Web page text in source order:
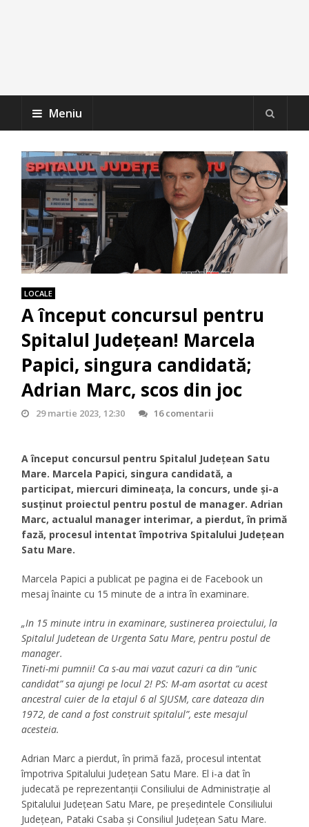
Meniu
LOCALE
A început concursul pentru
Spitalul Județean! Marcela
Papici, singura candidată;
Adrian Marc, scos din joc
29 martie 2023, 12:30 16 comentarii
A început concursul pentru Spitalul Județean Satu
Mare. Marcela Papici, singura candidată, a
participat, miercuri dimineața, la concurs, unde și-a
susținut proiectul pentru postul de manager. Adrian
Marc, actualul manager interimar, a pierdut, în primă
fază, procesul intentat împotriva Spitalului Județean
Satu Mare.
Marcela Papici a publicat pe pagina ei de Facebook un
mesaj înainte cu 15 minute de a intra în examinare.
„In 15 minute intru in examinare, sustinerea proiectului, la
Spitalul Judetean de Urgenta Satu Mare, pentru postul de
manager.
Tineti-mi pumnii! Ca s-au mai vazut cazuri ca din “unic
candidat” sa ajungi pe locul 2! PS: M-am asortat cu acest
ancestral cuier de la etajul 6 al SJUSM, care dateaza din
1972, de cand a fost construit spitalul”, este mesajul
acesteia.
Adrian Marc a pierdut, în primă fază, procesul intentat
împotriva Spitalului Județean Satu Mare. El i-a dat în
judecată pe reprezentanții Consiliului de Administrație al
Spitalului Județean Satu Mare, pe președintele Consiliului
Județean, Pataki Csaba și Consiliul Județean Satu Mare.